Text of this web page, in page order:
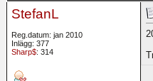
StefanL
Reg.datum: jan 2010
Inlägg: 377
Sharp$: 314